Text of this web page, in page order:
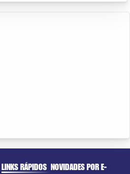
LINKS RÁPIDOS NOVIDADES POR E-